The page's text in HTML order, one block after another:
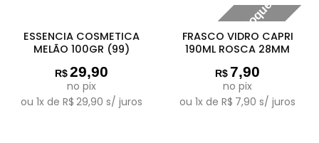
ESSENCIA COSMETICA
MELÃO 100GR (99)
R$29,90
no pix
ou 1x de R$ 29,90 s/ juros
Fora de estoque
FRASCO VIDRO CAPRI
190ML ROSCA 28MM
R$7,90
no pix
ou 1x de R$ 7,90 s/ juros